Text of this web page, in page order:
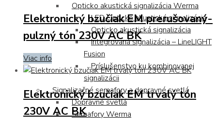
Opticko akustická signalizácia Werma
LED Opticko akustická signalizácia
Opticko akustická signalizácia
Integrovaná signalizácia – LineLIGHT
Fusion
Príslušenstvo ku kombinovanej
signalizácii
Signalizačné semafory a dopravné svetlá
Dopravné svetlá
Semafory Werma
Elektronický bzučiak EM prerušovaný-
pulzný tón 230V AC BK
Viac info
Elektronický bzučiak EM trvalý tón
230V AC BK